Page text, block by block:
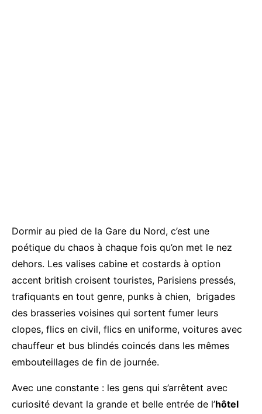
Dormir au pied de la Gare du Nord, c’est une
poétique du chaos à chaque fois qu’on met le nez
dehors. Les valises cabine et costards à option
accent british croisent touristes, Parisiens pressés,
trafiquants en tout genre, punks à chien, brigades
des brasseries voisines qui sortent fumer leurs
clopes, flics en civil, flics en uniforme, voitures avec
chauffeur et bus blindés coincés dans les mêmes
embouteillages de fin de journée.
Avec une constante : les gens qui s’arrêtent avec
curiosité devant la grande et belle entrée de l’hôtel